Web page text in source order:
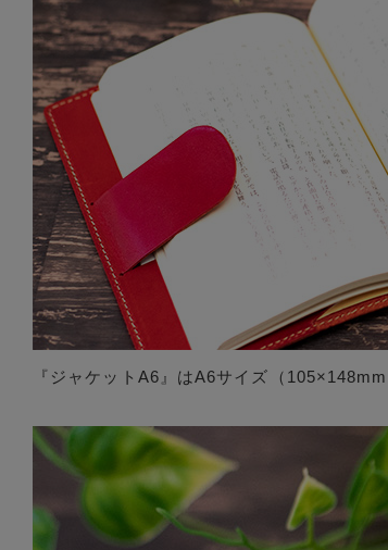
『ジャケットA6』はA6サイズ（